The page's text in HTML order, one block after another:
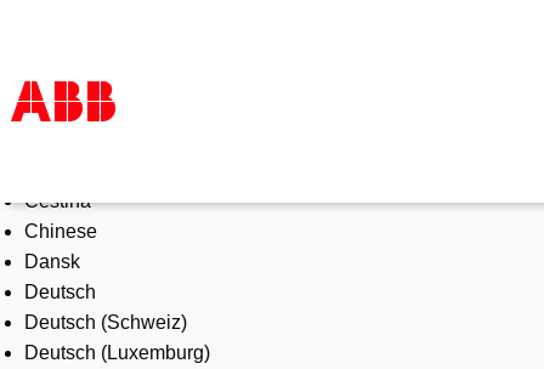
Products & Solutions
Industries
Services
About us
Where to buy
Contact us
Čeština
Chinese
Dansk
Deutsch
Deutsch (Schweiz)
Deutsch (Luxemburg)